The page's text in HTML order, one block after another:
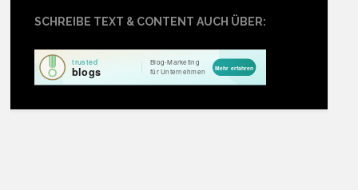
SCHREIBE TEXT & CONTENT AUCH ÜBER: